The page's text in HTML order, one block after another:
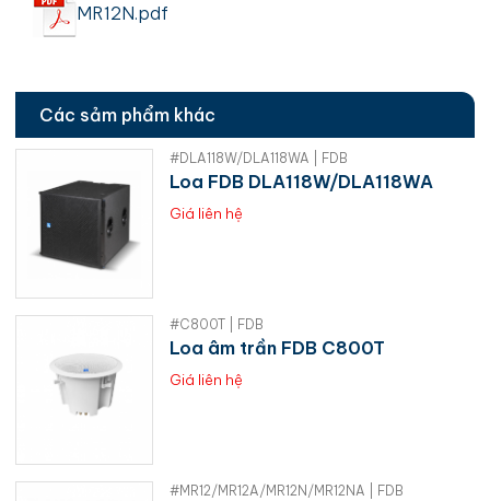
MR12N.pdf
Các sảm phẩm khác
#DLA118W/DLA118WA | FDB
Loa FDB DLA118W/DLA118WA
Giá liên hệ
#C800T | FDB
Loa âm trần FDB C800T
Giá liên hệ
#MR12/MR12A/MR12N/MR12NA | FDB